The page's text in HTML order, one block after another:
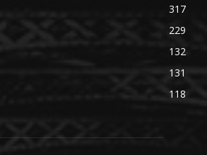
317
229
132
131
118